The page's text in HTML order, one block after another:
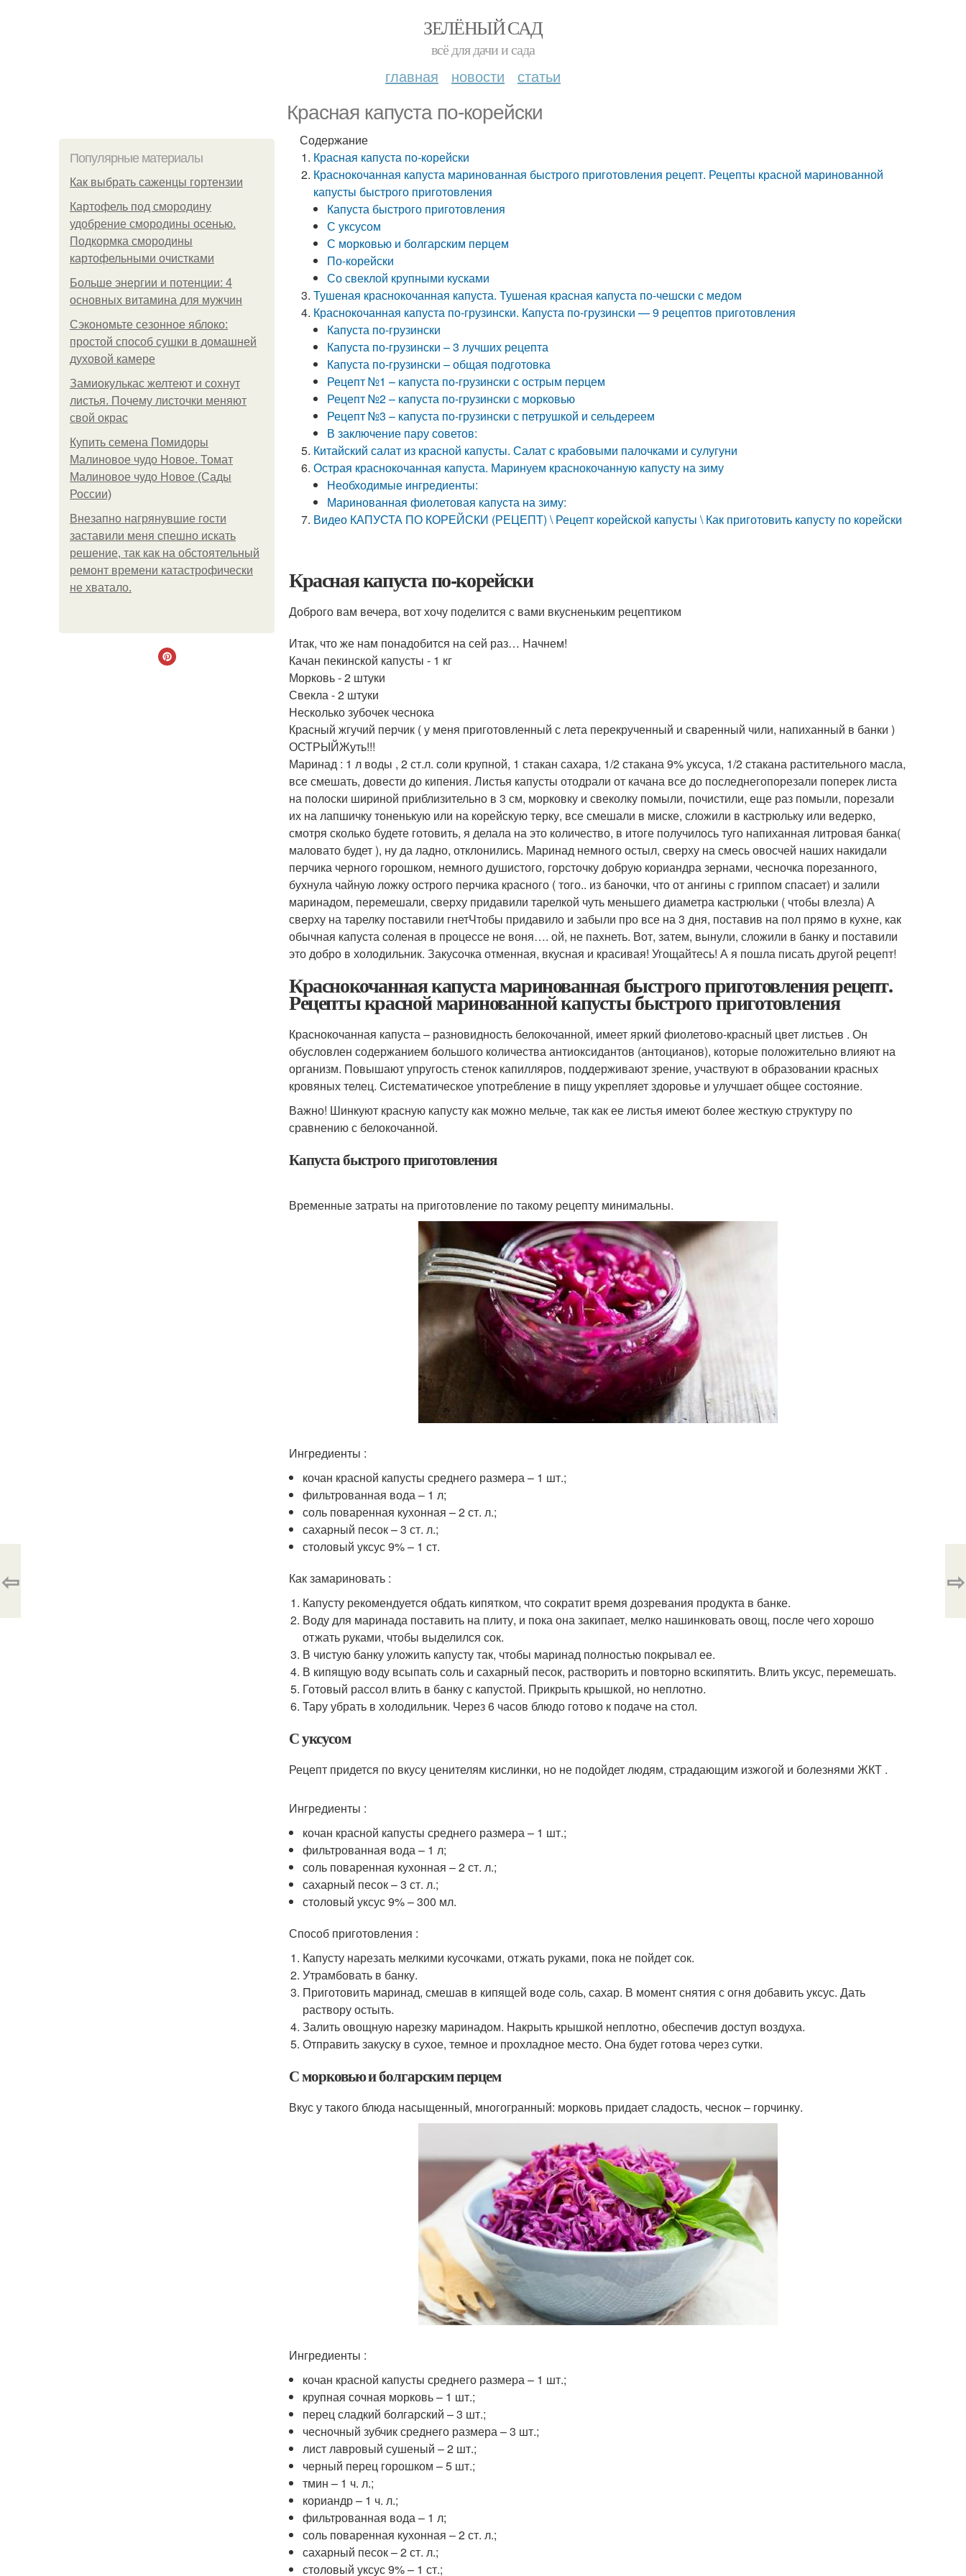
ЗЕЛЁНЫЙ САД
всё для дачи и сада
главная новости статьи
Красная капуста по-корейски
Популярные материалы
Как выбрать саженцы гортензии
Картофель под смородину
удобрение смородины осенью.
Подкормка смородины
картофельными очистками
Больше энергии и потенции: 4
основных витамина для мужчин
Сэкономьте сезонное яблоко:
простой способ сушки в домашней
духовой камере
Замиокулькас желтеют и сохнут
листья. Почему листочки меняют
свой окрас
Купить семена Помидоры
Малиновое чудо Новое. Томат
Малиновое чудо Новое (Сады
России)
Внезапно нагрянувшие гости
заставили меня спешно искать
решение, так как на обстоятельный
ремонт времени катастрофически
не хватало.
Содержание
Красная капуста по-корейски
Краснокочанная капуста маринованная быстрого приготовления рецепт. Рецепты красной маринованной
капусты быстрого приготовления
Капуста быстрого приготовления
С уксусом
С морковью и болгарским перцем
По-корейски
Со свеклой крупными кусками
Тушеная краснокочанная капуста. Тушеная красная капуста по-чешски с медом
Краснокочанная капуста по-грузински. Капуста по-грузински — 9 рецептов приготовления
Капуста по-грузински
Капуста по-грузински – 3 лучших рецепта
Капуста по-грузински – общая подготовка
Рецепт №1 – капуста по-грузински с острым перцем
Рецепт №2 – капуста по-грузински с морковью
Рецепт №3 – капуста по-грузински с петрушкой и сельдереем
В заключение пару советов:
Китайский салат из красной капусты. Салат с крабовыми палочками и сулугуни
Острая краснокочанная капуста. Маринуем краснокочанную капусту на зиму
Необходимые ингредиенты:
Маринованная фиолетовая капуста на зиму:
Видео КАПУСТА ПО КОРЕЙСКИ (РЕЦЕПТ) \ Рецепт корейской капусты \ Как приготовить капусту по корейски
Красная капуста по-корейски
Доброго вам вечера, вот хочу поделится с вами вкусненьким рецептиком
Итак, что же нам понадобится на сей раз… Начнем!
Качан пекинской капусты - 1 кг
Морковь - 2 штуки
Свекла - 2 штуки
Несколько зубочек чеснока
Красный жгучий перчик ( у меня приготовленный с лета перекрученный и сваренный чили, напиханный в банки )
ОСТРЫЙЖуть!!!
Маринад : 1 л воды , 2 ст.л. соли крупной, 1 стакан сахара, 1/2 стакана 9% уксуса, 1/2 стакана растительного масла,
все смешать, довести до кипения. Листья капусты отодрали от качана все до последнегопорезали поперек листа
на полоски шириной приблизительно в 3 см, морковку и свеколку помыли, почистили, еще раз помыли, порезали
их на лапшичку тоненькую или на корейскую терку, все смешали в миске, сложили в кастрюльку или ведерко,
смотря сколько будете готовить, я делала на это количество, в итоге получилось туго напиханная литровая банка(
маловато будет ), ну да ладно, отклонились. Маринад немного остыл, сверху на смесь овосчей наших накидали
перчика черного горошком, немного душистого, горсточку добрую кориандра зернами, чесночка порезанного,
бухнула чайную ложку острого перчика красного ( того.. из баночки, что от ангины с гриппом спасает) и залили
маринадом, перемешали, сверху придавили тарелкой чуть меньшего диаметра кастрюльки ( чтобы влезла) А
сверху на тарелку поставили гнетЧтобы придавило и забыли про все на 3 дня, поставив на пол прямо в кухне, как
обычная капуста соленая в процессе не воня…. ой, не пахнеть. Вот, затем, вынули, сложили в банку и поставили
это добро в холодильник. Закусочка отменная, вкусная и красивая! Угощайтесь! А я пошла писать другой рецепт!
Краснокочанная капуста маринованная быстрого приготовления рецепт.
Рецепты красной маринованной капусты быстрого приготовления
Краснокочанная капуста – разновидность белокочанной, имеет яркий фиолетово-красный цвет листьев . Он
обусловлен содержанием большого количества антиоксидантов (антоцианов), которые положительно влияют на
организм. Повышают упругость стенок капилляров, поддерживают зрение, участвуют в образовании красных
кровяных телец. Систематическое употребление в пищу укрепляет здоровье и улучшает общее состояние.
Важно! Шинкуют красную капусту как можно мельче, так как ее листья имеют более жесткую структуру по
сравнению с белокочанной.
Капуста быстрого приготовления
Временные затраты на приготовление по такому рецепту минимальны.
Ингредиенты :
кочан красной капусты среднего размера – 1 шт.;
фильтрованная вода – 1 л;
соль поваренная кухонная – 2 ст. л.;
сахарный песок – 3 ст. л.;
столовый уксус 9% – 1 ст.
Как замариновать :
Капусту рекомендуется обдать кипятком, что сократит время дозревания продукта в банке.
Воду для маринада поставить на плиту, и пока она закипает, мелко нашинковать овощ, после чего хорошо
отжать руками, чтобы выделился сок.
В чистую банку уложить капусту так, чтобы маринад полностью покрывал ее.
В кипящую воду всыпать соль и сахарный песок, растворить и повторно вскипятить. Влить уксус, перемешать.
Готовый рассол влить в банку с капустой. Прикрыть крышкой, но неплотно.
Тару убрать в холодильник. Через 6 часов блюдо готово к подаче на стол.
С уксусом
Рецепт придется по вкусу ценителям кислинки, но не подойдет людям, страдающим изжогой и болезнями ЖКТ .
Ингредиенты :
кочан красной капусты среднего размера – 1 шт.;
фильтрованная вода – 1 л;
соль поваренная кухонная – 2 ст. л.;
сахарный песок – 3 ст. л.;
столовый уксус 9% – 300 мл.
Способ приготовления :
Капусту нарезать мелкими кусочками, отжать руками, пока не пойдет сок.
Утрамбовать в банку.
Приготовить маринад, смешав в кипящей воде соль, сахар. В момент снятия с огня добавить уксус. Дать
раствору остыть.
Залить овощную нарезку маринадом. Накрыть крышкой неплотно, обеспечив доступ воздуха.
Отправить закуску в сухое, темное и прохладное место. Она будет готова через сутки.
С морковью и болгарским перцем
Вкус у такого блюда насыщенный, многогранный: морковь придает сладость, чеснок – горчинку.
Ингредиенты :
кочан красной капусты среднего размера – 1 шт.;
крупная сочная морковь – 1 шт.;
перец сладкий болгарский – 3 шт.;
чесночный зубчик среднего размера – 3 шт.;
лист лавровый сушеный – 2 шт.;
черный перец горошком – 5 шт.;
тмин – 1 ч. л.;
кориандр – 1 ч. л.;
фильтрованная вода – 1 л;
соль поваренная кухонная – 2 ст. л.;
сахарный песок – 2 ст. л.;
столовый уксус 9% – 1 ст.;
⇦ ⇨